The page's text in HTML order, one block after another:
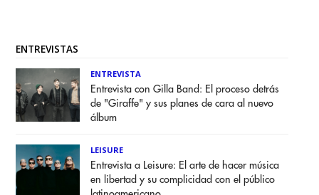
ENTREVISTAS
ENTREVISTA
Entrevista con Gilla Band: El proceso detrás
de "Giraffe" y sus planes de cara al nuevo
álbum
LEISURE
Entrevista a Leisure: El arte de hacer música
en libertad y su complicidad con el público